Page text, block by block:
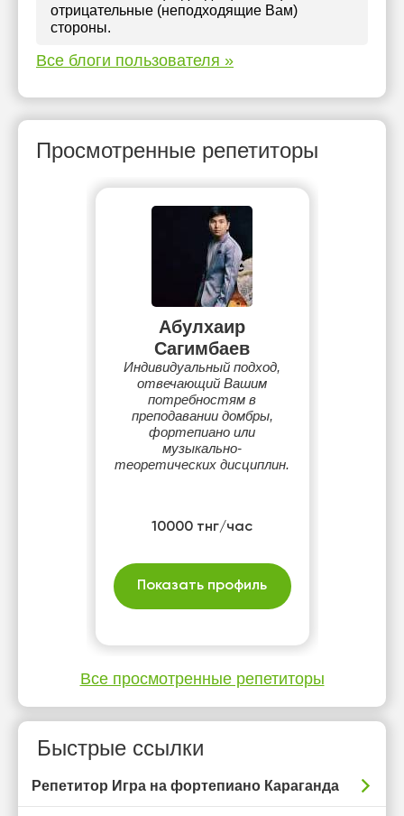
отрицательные (неподходящие Вам)
стороны.
Все блоги пользователя »
Просмотренные репетиторы
Абулхаир
Сагимбаев
Индивидуальный подход,
отвечающий Вашим
потребностям в
преподавании домбры,
фортепиано или
музыкально-
теоретических дисциплин.
10000 тнг/час
Показать профиль
Все просмотренные репетиторы
Быстрые ссылки
Репетитор Игра на фортепиано Караганда